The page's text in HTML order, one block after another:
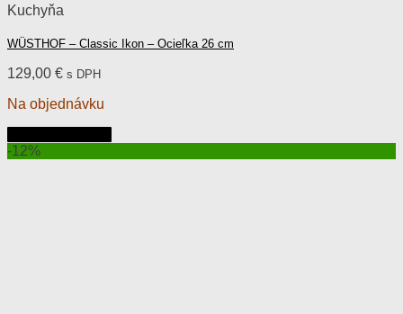
Kuchyňa
WÜSTHOF – Classic Ikon – Ocieľka 26 cm
129,00 € s DPH
Na objednávku
-12%